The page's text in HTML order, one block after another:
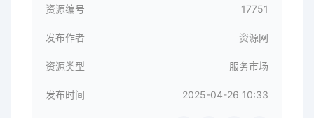
资源编号 17751
发布作者 资源网
资源类型 服务市场
发布时间 2025-04-26 10:33